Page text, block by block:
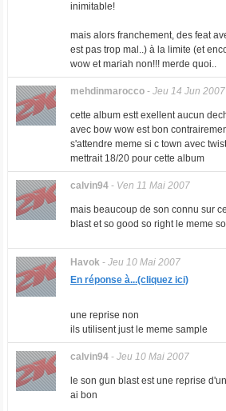
inimitable!
mais alors franchement, des feat
est pas trop mal..) à la limite (et
wow et mariah non!!! merde quoi..
mehdinmarocco- Jeu 14 Jun 2007
cette album estt exellent aucun
avec bow wow est bon
s'attendre meme si c town avec
mettrait 18/20 pour cette album
calvin94- Ven 11 Mai 2007
mais beaucoup de son connu sur
blast et so good so right le meme
Havok- Jeu 10 Mai 2007
En réponse à...(cliquez ici)
une reprise non
ils utilisent just le meme sample
calvin94- Jeu 10 Mai 2007
le son gun blast est une reprise
ai bon